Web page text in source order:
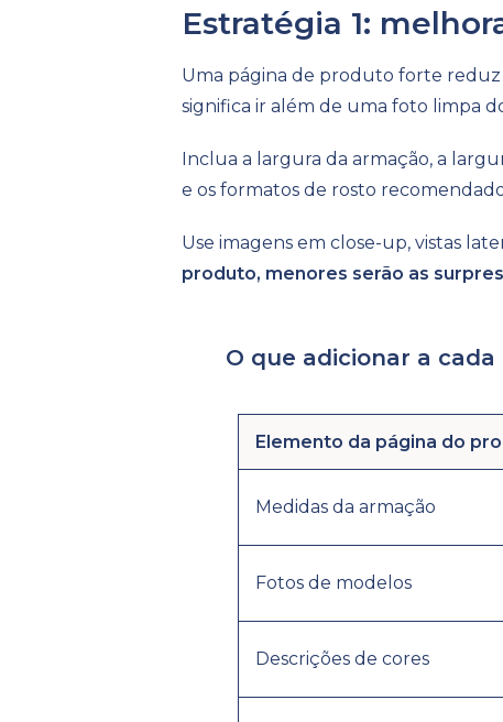
Estratégia 1:
Uma página de produto forte reduz
significa ir além de uma foto limpa
Inclua a largura da armação, a
e os formatos de rosto
Use imagens em close-up, vistas
produto, menores serão as
O que adicionar a
Elemento da página do
Medidas da armação
Fotos de modelos
Descrições de cores